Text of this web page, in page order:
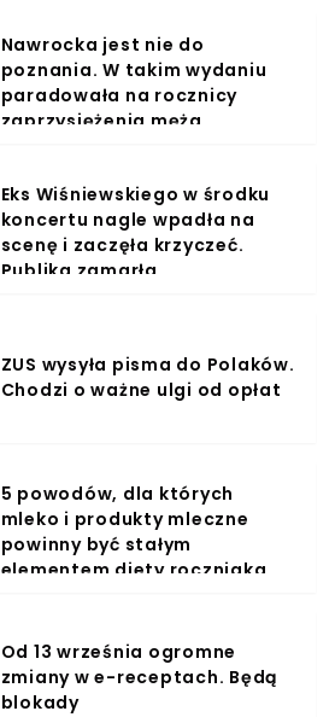
Nawrocka jest nie do
poznania. W takim wydaniu
paradowała na rocznicy
zaprzysiężenia męża.
Eks Wiśniewskiego w środku
koncertu nagle wpadła na
scenę i zaczęła krzyczeć.
Publika zamarła
ZUS wysyła pisma do Polaków.
Chodzi o ważne ulgi od opłat
5 powodów, dla których
mleko i produkty mleczne
powinny być stałym
elementem diety roczniaka
Od 13 września ogromne
zmiany w e-receptach. Będą
blokady